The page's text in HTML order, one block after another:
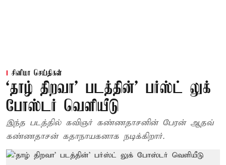
சினிமா செய்திகள்
‘தாழ் திறவா' படத்தின்' பர்ஸ்ட் லுக்
போஸ்டர் வெளியீடு
இந்த படத்தில் கவிஞர் கண்ணதாசனின் பேரன் ஆதவ்
கண்ணதாசன் கதாநாயகனாக நடிக்கிறார்.